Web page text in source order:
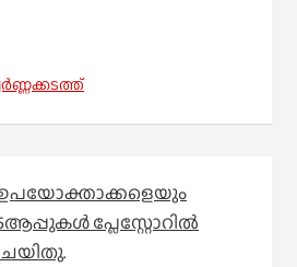
പ്ലേസ്റ്റോറില്‍